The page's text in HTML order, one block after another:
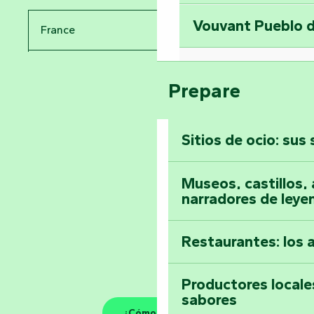
Suba a lo alto de
Vouvant Pueblo
Toda la agenda
Prepare
Sitios de ocio: sus
Museos, castillos,
narradores de
Restaurantes: los
Productores
sabores
France